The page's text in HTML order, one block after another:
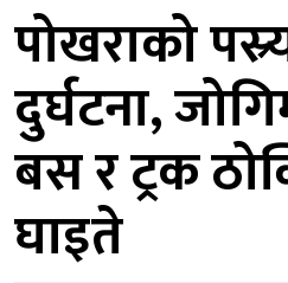
पोखराको
दुर्घटना,
बस र ट्रक
घाइते